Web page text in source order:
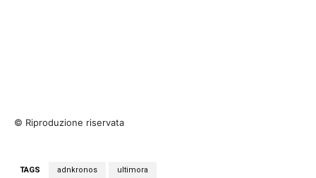
© Riproduzione riservata
TAGS adnkronos ultimora